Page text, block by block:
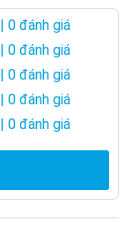
| 0 đánh giá
| 0 đánh giá
| 0 đánh giá
| 0 đánh giá
| 0 đánh giá